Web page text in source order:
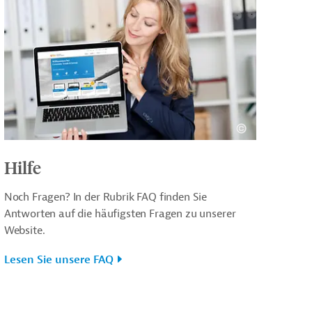
Hilfe
Noch Fragen? In der Rubrik FAQ finden Sie
Antworten auf die häufigsten Fragen zu unserer
Website.
Lesen Sie unsere FAQ